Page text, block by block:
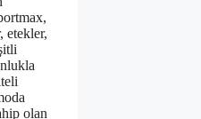
etekler,
olan